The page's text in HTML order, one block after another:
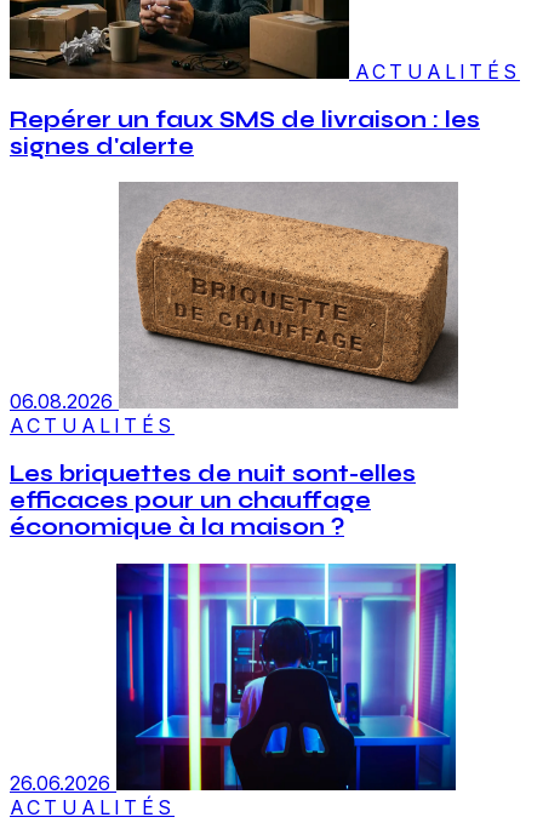
ACTUALITÉS
Repérer un faux SMS de livraison : les
signes d'alerte
06.08.2026
ACTUALITÉS
Les briquettes de nuit sont-elles
efficaces pour un chauffage
économique à la maison ?
26.06.2026
ACTUALITÉS